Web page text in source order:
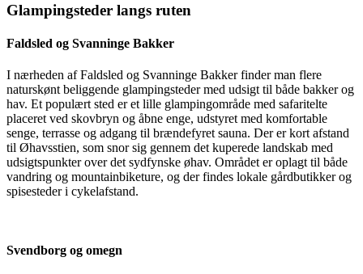
Glampingsteder langs ruten
Faldsled og Svanninge Bakker
I nærheden af Faldsled og Svanninge Bakker finder man flere
naturskønt beliggende glampingsteder med udsigt til både bakker og
hav. Et populært sted er et lille glampingområde med safaritelte
placeret ved skovbryn og åbne enge, udstyret med komfortable
senge, terrasse og adgang til brændefyret sauna. Der er kort afstand
til Øhavsstien, som snor sig gennem det kuperede landskab med
udsigtspunkter over det sydfynske øhav. Området er oplagt til både
vandring og mountainbiketure, og der findes lokale gårdbutikker og
spisesteder i cykelafstand.
Svendborg og omegn